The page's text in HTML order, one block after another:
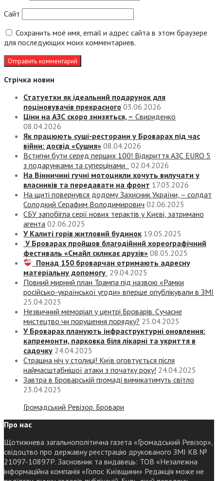
Сайт
Сохранить моё имя, email и адрес сайта в этом браузере
для последующих моих комментариев.
Стрічка новин
Статуетки як ідеальний подарунок для
поціновувачів прекрасного 03.06.2026
Ціни на АЗС скоро знизяться, – Свириденко
08.04.2026
Як працюють суші-ресторани у Броварах під час
війни: досвід «Сушия» 08.04.2026
Встигни бути серед перших 100! Відкриття АЗС EURO 5
з подарунками та суперцінами
02.04.2026
На Вінничині гучні мотоцикли хочуть вилучати у
власників та передавати на фронт 17.03.2026
На щиті повернувся додому Захисник України, – солдат
Солодкий Серафим Володимирович 02.06.2025
СБУ запобігла серії нових терактів у Києві, затримано
агента 02.06.2025
У Калиті горів житловий будинок 19.05.2025
У Броварах пройшов благодійний хореографічний
фестиваль «Смайл скликає друзів» 08.05.2025
Понад 150 броварчан отримають адресну
матеріальну допомогу 29.04.2025
Повний мирний план Трампа під назвою «‎Рамки
російсько-української угоди» вперше опублікували в ЗМІ
25.04.2025
Незвичний меморіал у центрі Броварів. Сучасне
мистецтво чи порушення порядку? 25.04.2025
У Броварах планують інфраструктурні оновлення:
капремонти, парковка біля лікарні та укриття в
садочку 24.04.2025
Страшна ніч у столиці! Київ оговтується після
наймасштабнішої атаки з початку року! 24.04.2025
Завтра в Броварській громаді вимикатимуть світло
23.04.2025
Громадський Ревізор. Бровари
Про нас
Щотижнева загальнополітична газета «Громадський Ревізор»,
свідоцтво про державну реєстрацію друкованого ЗМІ КВ №
21097-10897Р. Засновник та видавець: ТОВ «Незалежна
інформаційна компанія «Голос Київщини» Редакція може не